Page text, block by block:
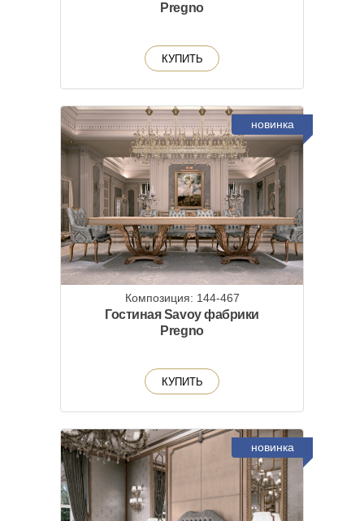
Pregno
КУПИТЬ
новинка
Композиция: 144-467
Гостиная Savoy фабрики
Pregno
КУПИТЬ
новинка